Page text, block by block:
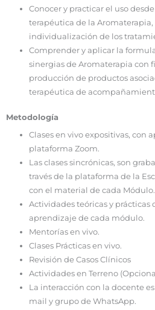
Conocer y practicar el uso
terapéutica de la
individualización de los
Comprender y aplicar la
sinergias de Aromaterapia con
producción de productos
terapéutica de
Metodología
Clases en vivo expositivas, con
plataforma Zoom.
Las clases sincrónicas, son
través de la plataforma de la
con el material de cada Módulo.
Actividades teóricas y
aprendizaje de cada módulo.
Mentorías en vivo.
Clases Prácticas en vivo.
Revisión de Casos Clínicos
Actividades en Terreno
La interacción con la docente
mail y grupo de WhatsApp.